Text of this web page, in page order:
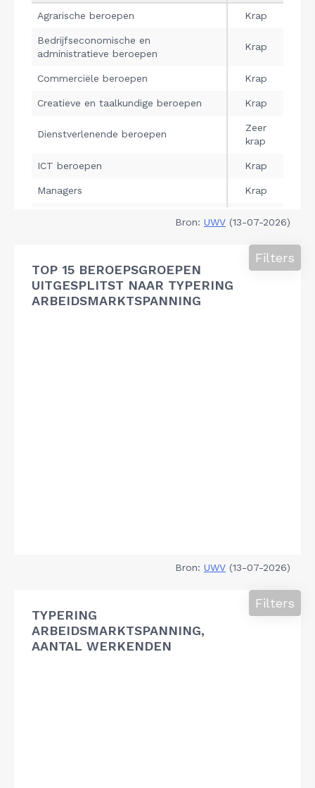
Bron: UWV (13-07-2026)
TOP 15 BEROEPSGROEPEN
UITGESPLITST NAAR TYPERING
ARBEIDSMARKTSPANNING
Filters
Bron: UWV (13-07-2026)
TYPERING
ARBEIDSMARKTSPANNING,
AANTAL WERKENDEN
Filters